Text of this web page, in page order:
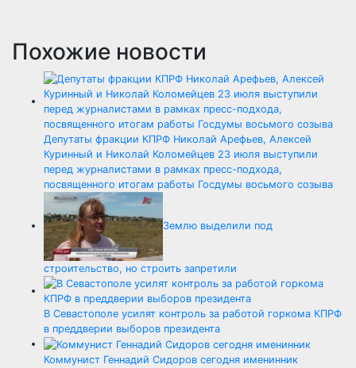
Похожие новости
Депутаты фракции КПРФ Николай Арефьев, Алексей
Куринный и Николай Коломейцев 23 июля выступили
перед журналистами в рамках пресс-подхода,
посвященного итогам работы Госдумы восьмого созыва
Землю выделили под
строительство, но строить запретили
В Севастополе усилят контроль за работой горкома КПРФ
в преддверии выборов президента
Коммунист Геннадий Сидоров сегодня именинник